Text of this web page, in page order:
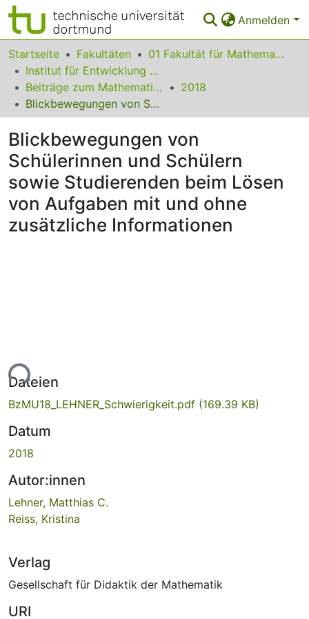
Anmelden
Bereiche & Sammlungen
Das gesamte Repositorium
Statistiken
FAQ
Leitlinien
Zurück zur Startseite
Startseite Fakultäten
01 Fakultät für Mathematik
Institut für Entwicklung und Erforschung des Mathematikunterrichts
Beiträge zum Mathematikunterricht
2018
Blickbewegungen von Schülerinnen und Schülern sowie Studierenden beim Lösen von Aufgaben mit und ohne zusätzliche Informationen
Blickbewegungen von
Schülerinnen und Schülern
sowie Studierenden beim Lösen
von Aufgaben mit und ohne
zusätzliche Informationen
Dateien
BzMU18_LEHNER_Schwierigkeit.pdf (169.39 KB)
Datum
2018
Autor:innen
Lehner, Matthias C.
Reiss, Kristina
Verlag
Gesellschaft für Didaktik der Mathematik
URI